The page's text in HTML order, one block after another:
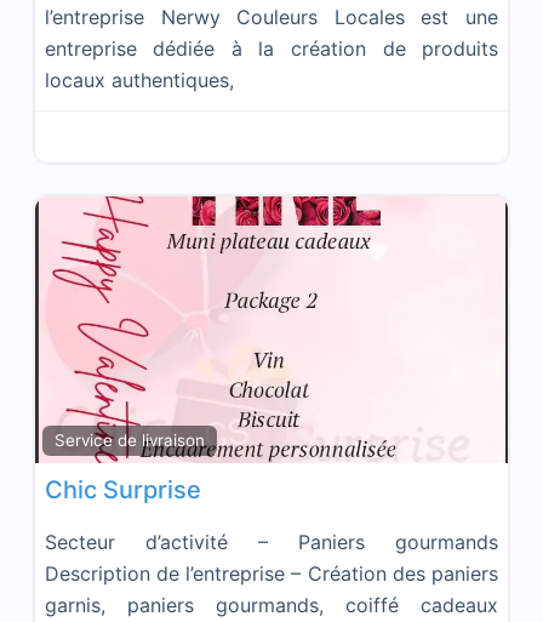
l’entreprise Nerwy Couleurs Locales est une
entreprise dédiée à la création de produits
locaux authentiques,
Service de livraison
Chic Surprise
Secteur d’activité – Paniers gourmands
Description de l’entreprise – Création des paniers
garnis, paniers gourmands, coiffé cadeaux